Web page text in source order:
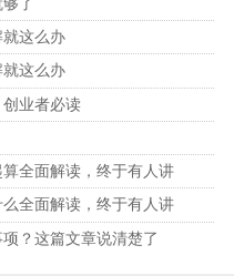
这么办
这么办
业者必读
全面解读，终于有人讲
全面解读，终于有人讲
？这篇文章说清楚了